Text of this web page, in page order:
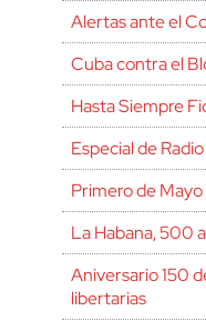
Alertas ante el
Cuba contra el
Hasta Siempre
Especial de
Primero de Mayo
La Habana, 500
Aniversario 150
libertarias